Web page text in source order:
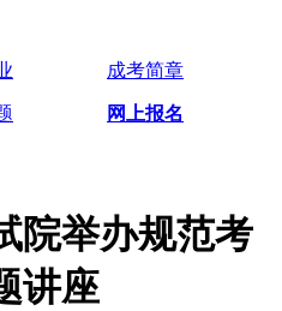
成考简章
网上报名
院举办规范考
讲座